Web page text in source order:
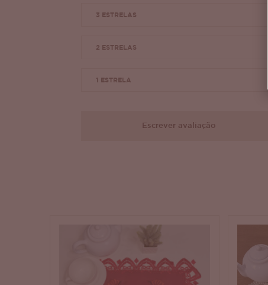
3 ESTRELAS
2 ESTRELAS
1 ESTRELA
Escrever avaliação